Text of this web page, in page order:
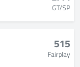
GT/SP
515
Fairplay